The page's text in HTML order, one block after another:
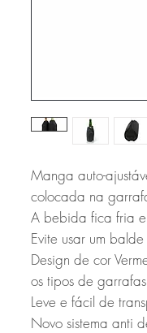
Manga auto-
colocada na
A bebida fica fria
Evite usar um
Design de cor
os tipos de
Leve e fácil de
Novo sistema anti